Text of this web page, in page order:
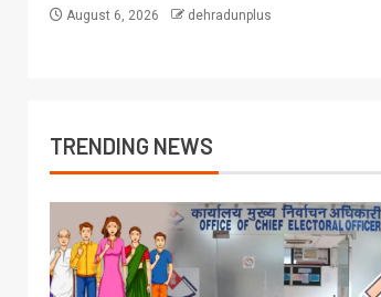
August 6, 2026 dehradunplus
TRENDING NEWS